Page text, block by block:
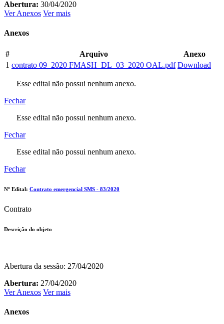
Abertura: 30/04/2020
Ver Anexos Ver mais
Anexos
# Arquivo
Anexo
1 contrato 09_2020 FMASH_DL_03_2020 OAL.pdf Download
Esse edital não possui nenhum anexo.
Fechar
Esse edital não possui nenhum anexo.
Fechar
Esse edital não possui nenhum anexo.
Fechar
Nº Edital: Contrato emergencial SMS - 83/2020
Contrato
Descrição do objeto
Abertura da sessão: 27/04/2020
Abertura: 27/04/2020
Ver Anexos Ver mais
Anexos